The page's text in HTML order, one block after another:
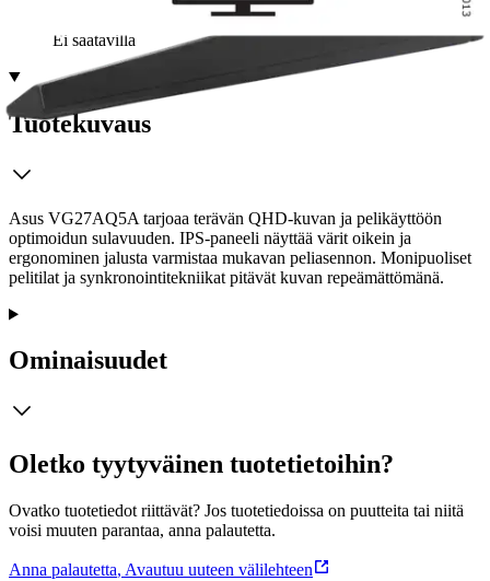
Ei saatavilla
Tuotekuvaus
Asus VG27AQ5A tarjoaa terävän QHD‑kuvan ja pelikäyttöön
optimoidun sulavuuden. IPS‑paneeli näyttää värit oikein ja
ergonominen jalusta varmistaa mukavan peliasennon. Monipuoliset
pelitilat ja synkronointitekniikat pitävät kuvan repeämättömänä.
Ominaisuudet
Oletko tyytyväinen tuotetietoihin?
Ovatko tuotetiedot riittävät? Jos tuotetiedoissa on puutteita tai niitä
voisi muuten parantaa, anna palautetta.
Anna palautetta, Avautuu uuteen välilehteen